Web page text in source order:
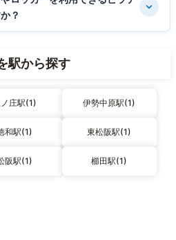
？
駅から探す
庄駅(1) 伊勢中原駅(1)
和駅(1) 東松阪駅(1)
阪駅(1) 櫛田駅(1)